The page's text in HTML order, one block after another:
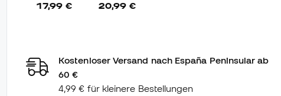
17,99 € 20,99 €
Kostenloser Versand nach España Peninsular ab
60 €
4,99 € für kleinere Bestellungen